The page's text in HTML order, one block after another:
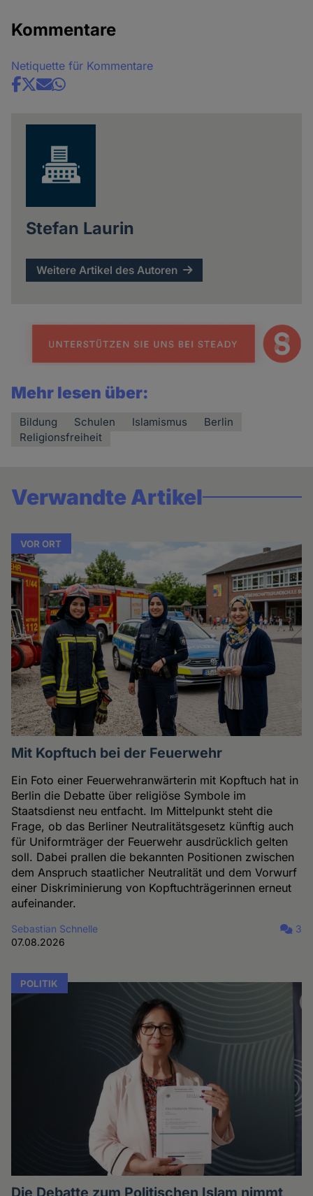
Kommentare
Netiquette für Kommentare
Share
Stefan Laurin
Weitere Artikel des Autoren
Mehr lesen über:
Bildung Schulen Islamismus
Berlin
Religionsfreiheit
Verwandte Artikel
VOR ORT
Mit Kopftuch bei der Feuerwehr
Ein Foto einer Feuerwehranwärterin mit Kopftuch hat in
Berlin die Debatte über religiöse Symbole im
Staatsdienst neu entfacht. Im Mittelpunkt steht die
Frage, ob das Berliner Neutralitätsgesetz künftig auch
für Uniformträger der Feuerwehr ausdrücklich gelten
soll. Dabei prallen die bekannten Positionen zwischen
dem Anspruch staatlicher Neutralität und dem Vorwurf
einer Diskriminierung von Kopftuchträgerinnen erneut
aufeinander.
Sebastian Schnelle
07.08.2026
3
POLITIK
Die Debatte zum Politischen Islam nimmt